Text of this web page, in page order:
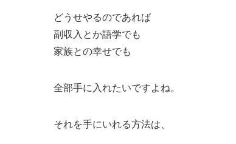
どうせやるのであれば
副収入とか語学でも
家族との幸せでも
全部手に入れたいですよね。
それを手にいれる方法は、